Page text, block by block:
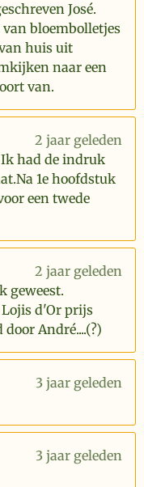
José.
van bloembolletjes
huis uit
naar een
van.
2 jaar geleden
had de indruk
1e hoofdstuk
een twede
2 jaar geleden
geweest.
d'Or prijs
André....(?)
3 jaar geleden
3 jaar geleden